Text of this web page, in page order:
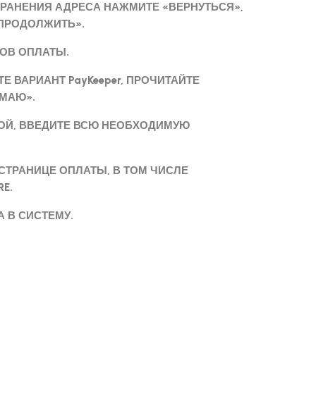
АДРЕСА НАЖМИТЕ «ВЕРНУТЬСЯ»,
ОПЛАТЫ.
ВАРИАНТ PayKeeper, ПРОЧИТАЙТЕ
ВВЕДИТЕ ВСЮ НЕОБХОДИМУЮ
ОПЛАТЫ, В ТОМ ЧИСЛЕ
В СИСТЕМУ.